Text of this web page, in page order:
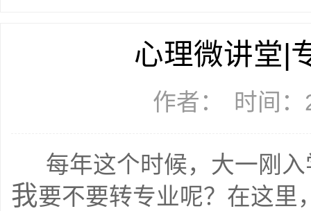
心理微讲堂|
作者： 时间
每年这个时候，大一刚
我要不要转专业呢？在这里